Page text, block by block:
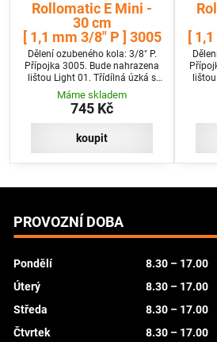
Rollomatic E Mini -
30 cm
[ 1,1 mm 3/8" P ] 3005
Dělení ozubeného kola: 3/8" P.
Přípojka 3005. Bude nahrazena
lištou Light 01. Třídílná úzká s
jedním nýtem na špičce.
Máme skladem
745 Kč
koupit
[
PROVOZNÍ DOBA
Pondělí
8.30 – 17.00
Úterý
8.30 – 17.00
Středa
8.30 – 17.00
Čtvrtek
8.30 – 17.00